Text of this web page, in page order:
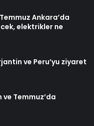
Ankara’da
elektrikler ne
ve Peru’yu ziyaret
ve Temmuz’da